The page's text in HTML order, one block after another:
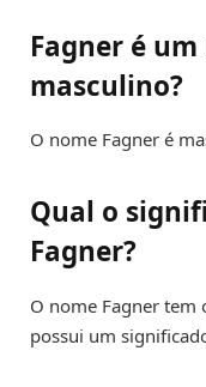
Fagner é
masculino?
O nome Fagner é
Qual o
Fagner?
O nome Fagner tem
possui um